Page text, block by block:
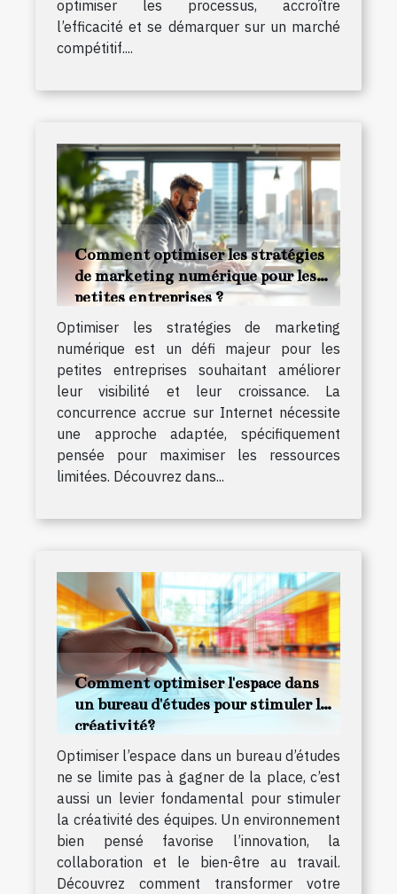
optimiser les processus, accroître
l’efficacité et se démarquer sur un marché
compétitif....
Comment optimiser les stratégies
de marketing numérique pour les
petites entreprises ?
Optimiser les stratégies de marketing
numérique est un défi majeur pour les
petites entreprises souhaitant améliorer
leur visibilité et leur croissance. La
concurrence accrue sur Internet nécessite
une approche adaptée, spécifiquement
pensée pour maximiser les ressources
limitées. Découvrez dans...
Comment optimiser l'espace dans
un bureau d'études pour stimuler la
créativité?
Optimiser l’espace dans un bureau d’études
ne se limite pas à gagner de la place, c’est
aussi un levier fondamental pour stimuler
la créativité des équipes. Un environnement
bien pensé favorise l’innovation, la
collaboration et le bien-être au travail.
Découvrez comment transformer votre